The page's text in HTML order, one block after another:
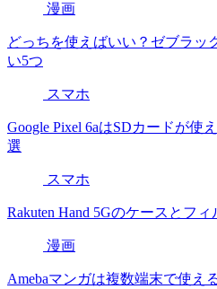
漫画
どっちを使えばいい？ゼブラッ
い5つ
スマホ
Google Pixel 6aはSDカードが使
選
スマホ
Rakuten Hand 5Gのケースとフ
漫画
Amebaマンガは複数端末で使え